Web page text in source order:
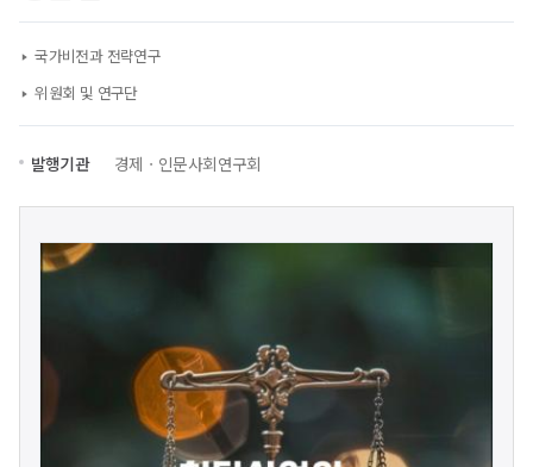
국가비전과 전략연구
위원회 및 연구단
발행기관 경제ㆍ인문사회연구회